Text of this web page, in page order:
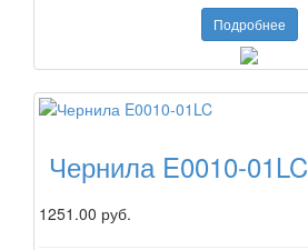
Подробнее
Чернила E0010-01LC
1251.00 руб.